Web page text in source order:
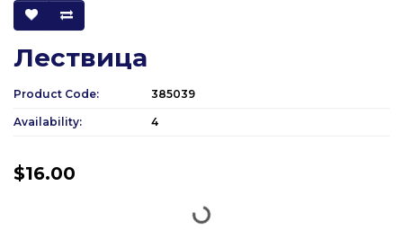
Лествица
Product Code: 385039
Availability: 4
$16.00